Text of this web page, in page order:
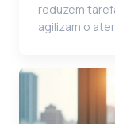
reduzem
agilizam o